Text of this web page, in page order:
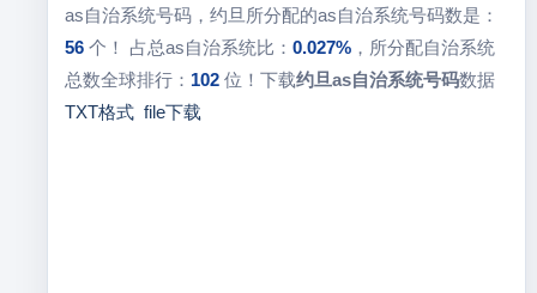
as自治系统号码，约旦所分配的as自治系统号码数是：
56个！ 占总as自治系统比： 0.027%，所分配自治系统
总数全球排行： 102位！下载约旦as自治系统号码数据
TXT格式 file下载